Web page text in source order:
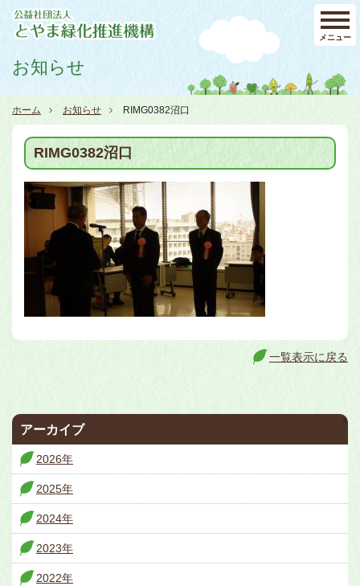
メニュー
お知らせ
ホーム お知らせ RIMG0382沼口
RIMG0382沼口
一覧表示に戻る
アーカイブ
2026年
2025年
2024年
2023年
2022年
^